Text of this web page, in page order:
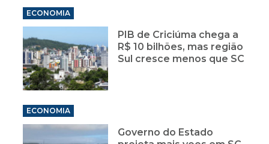
ECONOMIA
PIB de Criciúma chega a
R$ 10 bilhões, mas região
Sul cresce menos que SC
ECONOMIA
Governo do Estado